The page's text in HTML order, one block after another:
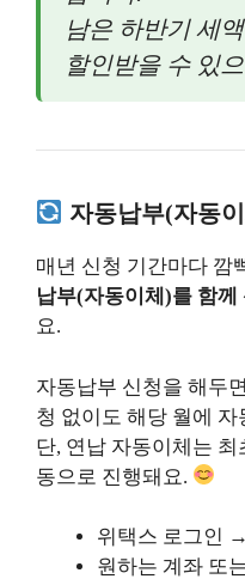
남은 하반기 세
할인받을 수 있
자동납부(자동
매년 신청 기간마다 깜
납부(자동이체)를 함께
요.
자동납부 신청을 해두
청 없이도 해당 월에
단, 연납 자동이체는
동으로 진행돼요.
위택스 로그인 →
원하는 계좌 또